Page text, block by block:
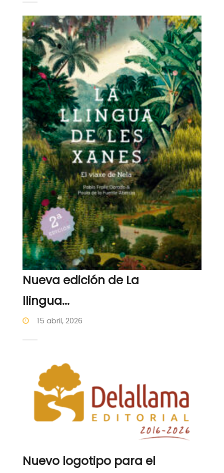
Nueva edición de La
llingua...
15 abril, 2026
Nuevo logotipo para el